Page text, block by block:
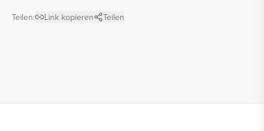
Teilen: Link kopieren Teilen